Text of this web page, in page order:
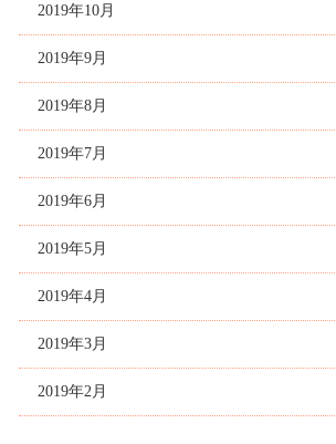
2019年10月
2019年9月
2019年8月
2019年7月
2019年6月
2019年5月
2019年4月
2019年3月
2019年2月